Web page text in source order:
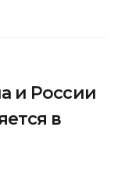
и России
в